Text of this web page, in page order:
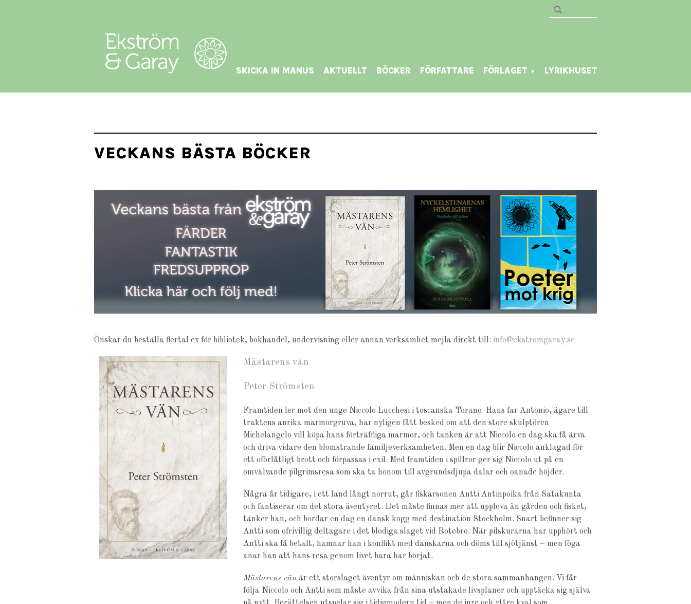
SKICKA IN MANUS AKTUELLT BÖCKER FÖRFATTARE FÖRLAGET ▼ LYRIKHUSET
VECKANS BÄSTA BÖCKER
Önskar du beställa flertal ex för bibliotek, bokhandel, undervisning eller annan verksamhet mejla direkt till: info@ekstromgaray.se
Mästarens vän
Peter Strömsten
Framtiden ler mot den unge Niccolo Lucchesi i toscanska Torano. Hans far Antonio, ägare till
traktens anrika marmorgruva, har nyligen fått besked om att den store skulptören
Michelangelo vill köpa hans förträffliga marmor, och tanken är att Niccolo en dag ska få ärva
och driva vidare den blomstrande familjeverksamheten. Men en dag blir Niccolo anklagad för
ett oförlåtligt brott och förpassas i exil. Med framtiden i spillror ger sig Niccolo ut på en
omvälvande pilgrimsresa som ska ta honom till avgrundsdjupa dalar och oanade höjder.
Några år tidigare, i ett land långt norrut, går fiskarsonen Antti Antinpoika från Satakunta
och fantiserar om det stora äventyret. Det måste finnas mer att uppleva än gården och fisket,
tänker han, och bordar en dag en dansk kogg med destination Stockholm. Snart befinner sig
Antti som ofrivillig deltagare i det blodiga slaget vid Rotebro. När pilskurarna har upphört och
Antti ska få betalt, hamnar han i konflikt med danskarna och döms till sjötjänst – men föga
anar han att hans resa genom livet bara har börjat.
Mästarens vänär ett storslaget äventyr om människan och de stora sammanhangen. Vi får
följa Niccolo och Antti som måste avvika från sina utstakade livsplaner och upptäcka sig själva